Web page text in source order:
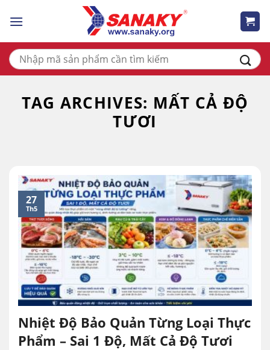
Tìm
kiếm:
TAG ARCHIVES: MẤT CẢ ĐỘ
TƯƠI
Nhiệt Độ Bảo Quản Từng Loại Thực
Phẩm – Sai 1 Độ, Mất Cả Độ Tươi
27
Th5